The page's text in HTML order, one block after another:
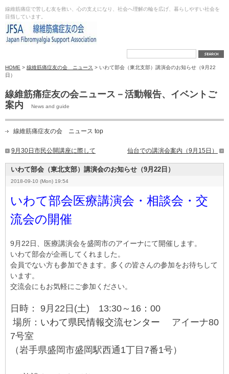
線維筋痛症で苦しむ友を救い、心の支えになり、社会へ理解の輪を広げ、暮らしやすい社会を
目指しています。
HOME > 線維筋痛症友の会 ニュース > いわて部会（東北支部）講演会のお知らせ（9月22
日）
線維筋痛症友の会ニュース－活動報告、イベントご
案内
News and guide
線維筋痛症友の会 ニュース top
9月30日市民公開講座に際して 仙台での講演会案内（9月15日）
いわて部会（東北支部）講演会のお知らせ（9月22日）
2018-09-10 (Mon) 19:54
いわて部会医療講演会・相談会・交
流会の開催
9月22日、医療講演会を盛岡市のアイーナにて開催します。
いわて部会が企画してくれました。
会員でない方も参加できます。多くの皆さんの参加をお待ちして
います。
交流会にもお気軽にご参加ください。
日時： 9月22日(土) 13:30～16：00
場所： いわて県民情報交流センター アイーナ80
7号室
（岩手県盛岡市盛岡駅西通1丁目7番1号）